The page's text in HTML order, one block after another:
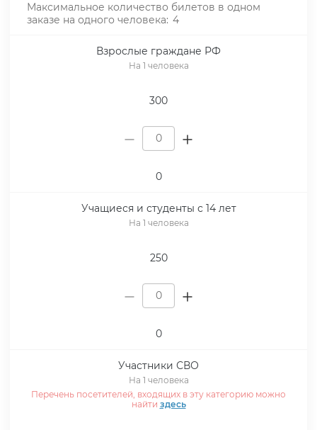
Максимальное количество билетов в одном
заказе на одного человека: 4
Взрослые граждане РФ
На 1 человека
300
0
Учащиеся и студенты с 14 лет
На 1 человека
250
0
Участники СВО
На 1 человека
Перечень посетителей, входящих в эту категорию можно
найти здесь